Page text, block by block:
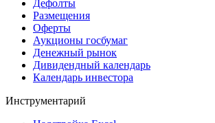
Календарь
Календарь событий
Дефолты
Размещения
Оферты
Денежный рынок